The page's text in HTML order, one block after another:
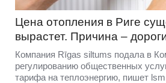
Цена отопления в Риге
вырастет. Причина –
Компания Rīgas siltums подала в
регулированию общественных
тарифа на теплоэнергию, пишет